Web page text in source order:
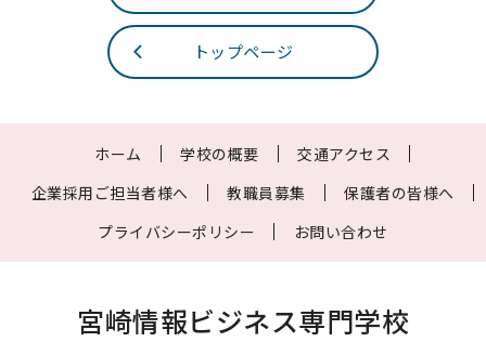
トップページ
ホーム 学校の概要
交通アクセス
企業採用ご担当者様へ
教職員募集
保護者の皆様へ
プライバシーポリシー
お問い合わせ
宮崎情報ビジネス専門学校